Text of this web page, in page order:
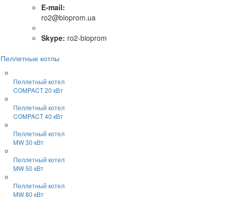
E-mail:
ro2@bioprom.ua
Skype: ro2-bioprom
Пеллетные котлы
Пеллетный котел
COMPACT 20 кВт
Пеллетный котел
COMPACT 40 кВт
Пеллетный котел
MW 30 кВт
Пеллетный котел
MW 50 кВт
Пеллетный котел
MW 80 кВт